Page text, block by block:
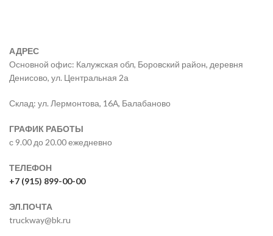
АДРЕС
Основной офис: Калужская обл, Боровский район, деревня
Денисово, ул. Центральная 2а
Склад: ул. Лермонтова, 16А, Балабаново
ГРАФИК РАБОТЫ
с 9.00 до 20.00 ежедневно
ТЕЛЕФОН
+7 (915) 899-00-00
ЭЛ.ПОЧТА
truckway@bk.ru